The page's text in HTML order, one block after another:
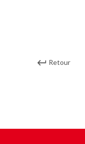
Retour